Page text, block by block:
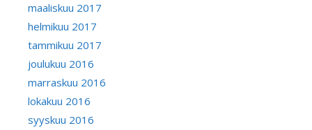
maaliskuu 2017
helmikuu 2017
tammikuu 2017
joulukuu 2016
marraskuu 2016
lokakuu 2016
syyskuu 2016